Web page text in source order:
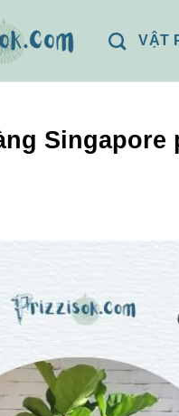
VẬT
Singapore